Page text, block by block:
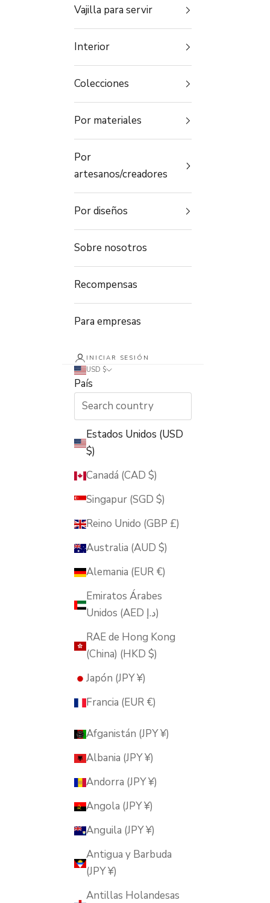
Vajilla para servir
Interior
Colecciones
Por materiales
Por
artesanos/creadores
Por diseños
Sobre nosotros
Recompensas
Para empresas
INICIAR SESIÓN
USD $
País
Estados Unidos (USD
$)
Canadá (CAD $)
Singapur (SGD $)
Reino Unido (GBP £)
Australia (AUD $)
Alemania (EUR €)
Emiratos Árabes
Unidos (AED د.إ)
RAE de Hong Kong
(China) (HKD $)
Japón (JPY ¥)
Francia (EUR €)
Afganistán (JPY ¥)
Albania (JPY ¥)
Andorra (JPY ¥)
Angola (JPY ¥)
Anguila (JPY ¥)
Antigua y Barbuda
(JPY ¥)
Antillas Holandesas